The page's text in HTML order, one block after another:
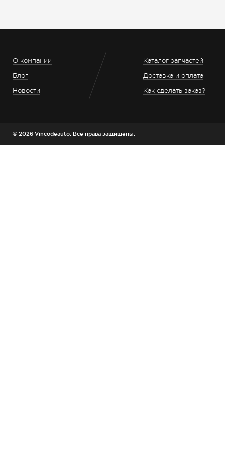
О компании
Блог
Новости
Каталог запчастей
Доставка и оплата
Как сделать заказ?
© 2026 Vincodeauto. Все права защищены.